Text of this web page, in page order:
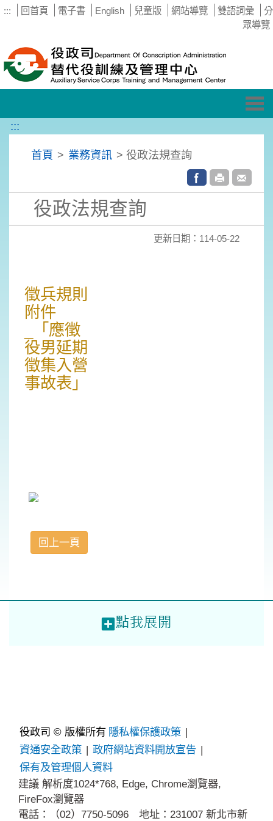
::: 回首頁 電子書 English 兒童版 網站導覽 雙語詞彙
分
眾導覽
:::
首頁 > 業務資訊 > 役政法規查詢
役政法規查詢
更新日期：114-05-22
徵兵規則
附件
_「應徵
役男延期
徵集入營
事故表」
役政司 © 版權所有 隱私權保護政策 |
資通安全政策 | 政府網站資料開放宣告 |
保有及管理個人資料
建議 解析度1024*768, Edge, Chrome瀏覽器,
FireFox瀏覽器
電話：（02）7750-5096 地址：231007 新北市新